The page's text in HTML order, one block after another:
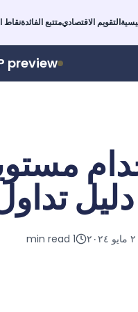
التقويم الاقتصاديمتتبع الفائدةنقاط
preview.
٢٠٢٤ 1